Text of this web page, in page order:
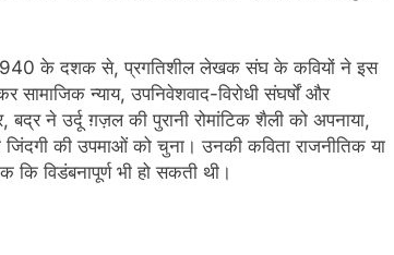
के दशक से, प्रगतिशील लेखक संघ के कवियों ने इस
न्याय, उपनिवेशवाद-विरोधी संघर्षों और
ने उर्दू ग़ज़ल की पुरानी रोमांटिक शैली को अपनाया,
की उपमाओं को चुना। उनकी कविता राजनीतिक या
कि विडंबनापूर्ण भी हो सकती थी।